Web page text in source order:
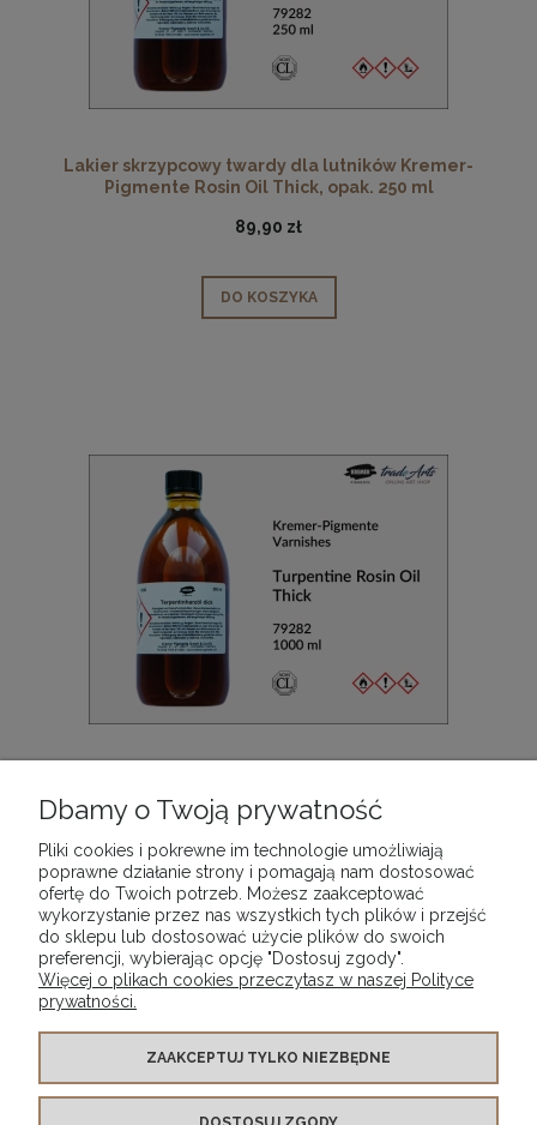
Lakier skrzypcowy twardy dla lutników Kremer-
Pigmente Rosin Oil Thick, opak. 250 ml
89,90 zł
DO KOSZYKA
Pigmente Rosin Oil Thick, opak. 1000 ml
288,90 zł
DO KOSZYKA
WARUNKI ZAKUPÓW
Dbamy o Twoją prywatność
Pliki cookies i pokrewne im technologie umożliwiają
poprawne działanie strony i pomagają nam dostosować
ofertę do Twoich potrzeb. Możesz zaakceptować
wykorzystanie przez nas wszystkich tych plików i przejść
do sklepu lub dostosować użycie plików do swoich
preferencji, wybierając opcję "Dostosuj zgody".
Więcej o plikach cookies przeczytasz w naszej Polityce
prywatności.
ZAAKCEPTUJ TYLKO NIEZBĘDNE